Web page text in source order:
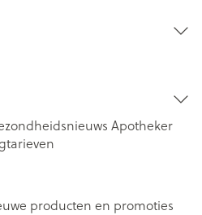
Apotheker
producten en promoties